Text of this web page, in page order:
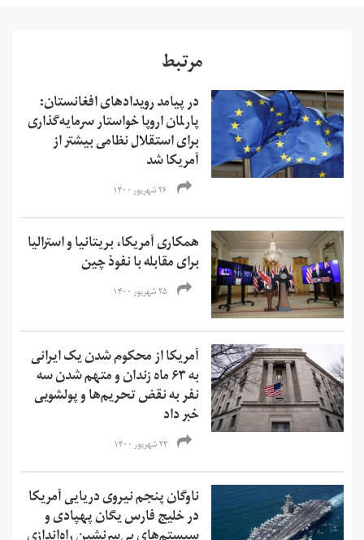
مرتبط
در پیامد رویدادهای افغانستان:
پارلمان اروپا خواستار سرمایه‌گذاری
برای استقلال نظامی بیشتر از
آمریکا شد
۲۶ شهریور ۱۴۰۰
همکاری آمریکا، بریتانیا و استرالیا
برای مقابله با نفوذ چین
۲۵ شهریور ۱۴۰۰
آمریکا از محکوم شدن یک ایرانی
به ۶۳ ماه زندان و متهم شدن سه
نفر به نقض تحریم‌ها و‌ پولشویی
خبر داد
۲۴ شهریور ۱۴۰۰
ناوگان پنجم نیروی دریایی آمریکا
در خلیج فارس یگان پهپادی و